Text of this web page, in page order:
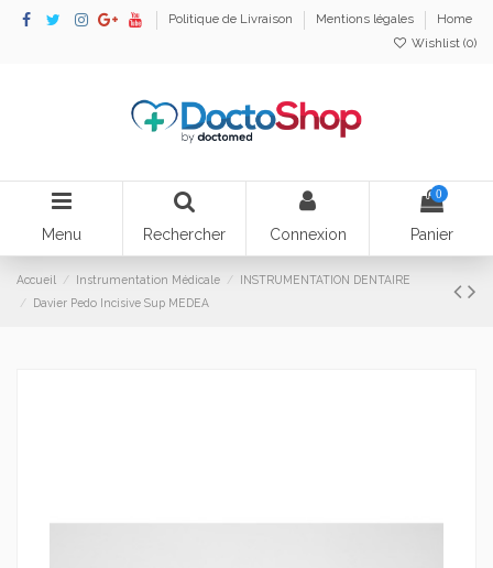
Politique de Livraison Mentions légales
Home
Wishlist (0)
Menu Rechercher Connexion
0
Panier
Accueil Instrumentation Médicale
INSTRUMENTATION DENTAIRE
Davier Pedo Incisive Sup MEDEA